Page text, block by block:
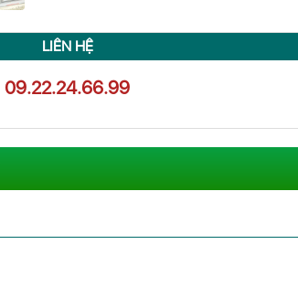
LIÊN HỆ
09.22.24.66.99